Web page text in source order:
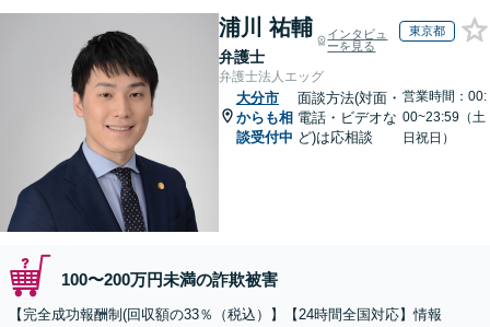
浦川 祐輔
弁護士
インタビュ
ーを見る
東京都
弁護士法人エッグ
大分市
からも相
談受付中
面談方法(対面・
電話・ビデオな
ど)は応相談
営業時間：00:
00~23:59（土
日祝日）
100〜200万円未満の詐欺被害
【完全成功報酬制(回収額の33％（税込）】【24時間全国対応】情報